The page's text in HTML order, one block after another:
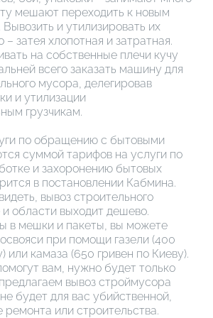
мешают переходить к новым
и утилизировать их
– затея хлопотная и затратная.
на собственные плечи кучу
всего заказать машину для
мусора, делегировав
и утилизации
грузчикам.
по обращению с бытовыми
суммой тарифов на услуги по
и захоронению бытовых
в постановлении Кабмина.
вывоз строительного
области выходит дешево.
в мешки и пакеты, вы можете
при помощи газели (400
или камаза (650 гривен по Киеву).
вам, нужно будет только
вывоз строймусора
будет для вас убийственной,
ремонта или строительства.